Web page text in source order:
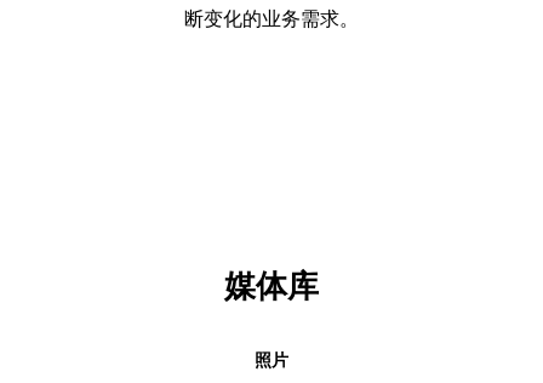
断变化的业务需求。
媒体库
照片